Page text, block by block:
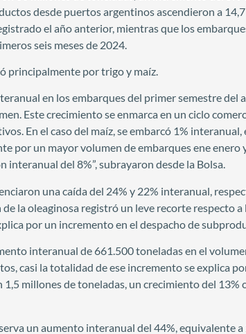
desde puertos argentinos ascendieron a
el año anterior, mientras que los
seis meses de 2024.
principalmente por trigo y maíz.
en los embarques del primer semestre del
Este crecimiento se enmarca en un ciclo
En el caso del maíz, se embarcó 1% interanual,
por un mayor volumen de embarques ene enero
interanual del 8%”, subrayaron desde la Bolsa.
una caída del 24% y 22% interanual,
la oleaginosa registró un leve recorte respecto
por un incremento en el despacho de
interanual de 661.500 toneladas en el
casi la totalidad de ese incremento se explica
millones de toneladas, un crecimiento del 13%
un aumento interanual del 44%, equivalente